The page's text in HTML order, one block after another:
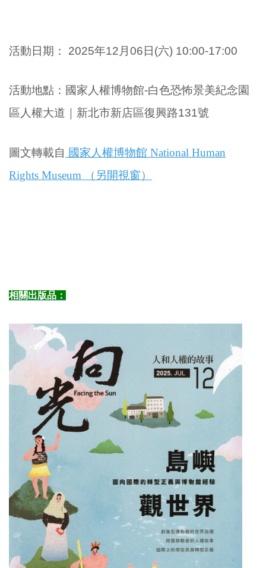
活動日期： 2025年12 月06日(六) 10:00-17:00
活動地點 ： 國家人權博物館-白色恐怖景美紀念園
區人權大道
新北市新店區復興路131號
圖文轉載自 國家人權博物館 National Human
Rights Museum （另開視窗）
相關出版品：